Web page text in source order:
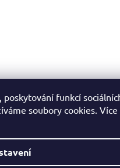
poskytování funkcí
soubory cookies. Více